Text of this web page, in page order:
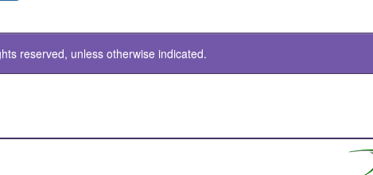
reserved, unless otherwise indicated.